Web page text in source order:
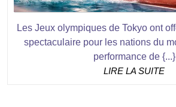
Les Jeux olympiques de Tokyo ont
spectaculaire pour les nations du
performance de {...}
LIRE LA SUITE